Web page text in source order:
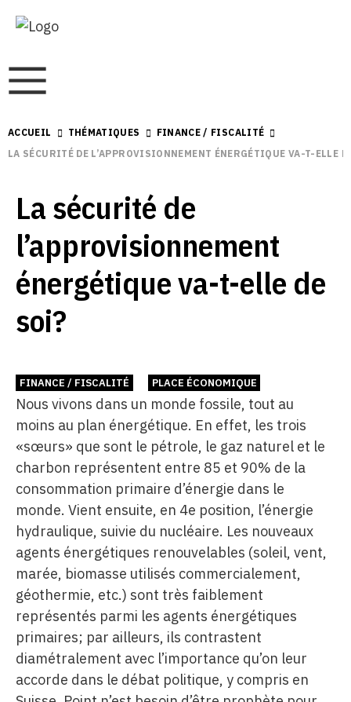
ACCUEIL THÉMATIQUES
FINANCE / FISCALITÉ
LA SÉCURITÉ DE L’APPROVISIONNEMENT ÉNERGÉTIQUE VA-T-ELLE
La sécurité de
l’approvisionnement
énergétique va-t-elle de
soi?
FINANCE / FISCALITÉ PLACE ÉCONOMIQUE
Nous vivons dans un monde fossile, tout au
moins au plan énergétique. En effet, les trois
«sœurs» que sont le pétrole, le gaz naturel et le
charbon représentent entre 85 et 90% de la
consommation primaire d’énergie dans le
monde. Vient ensuite, en 4e position, l’énergie
hydraulique, suivie du nucléaire. Les nouveaux
agents énergétiques renouvelables (soleil, vent,
marée, biomasse utilisés commercialement,
géothermie, etc.) sont très faiblement
représentés parmi les agents énergétiques
primaires; par ailleurs, ils contrastent
diamétralement avec l’importance qu’on leur
accorde dans le débat politique, y compris en